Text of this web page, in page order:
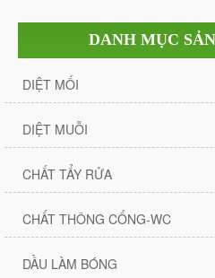
DANH MỤC
DIỆT MỐI
DIỆT MUỖI
CHẤT TẨY RỬA
CHẤT THÔNG CỐNG-WC
DẦU LÀM BÓNG